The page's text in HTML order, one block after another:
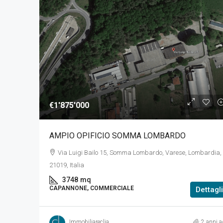
€1'875'000
AMPIO OPIFICIO SOMMA LOMBARDO
Via Luigi Bailo 15, Somma Lombardo, Varese, Lombardia,
21019, Italia
3748 mq
CAPANNONE, COMMERCIALE Dettagli